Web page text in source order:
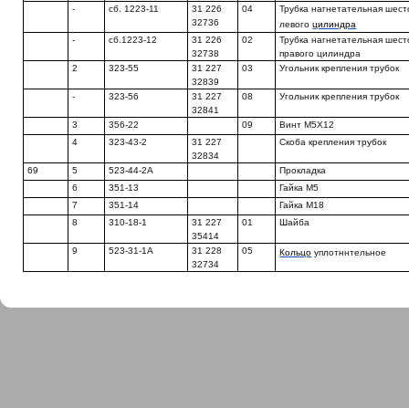
-
сб. 1223-11
31 226
32736
04
Трубка нагнетательная
левого цилиндра
-
сб.1223-12
31 226
32738
02
Трубка нагнетательная
правого цилиндра
2
323-55
31 227
32839
03 Угольник крепления трубок
- 323-56
31 227
32841
08 Угольник крепления трубок
3 356-22 09
Винт М5Х12
4
323-43-2
31 227
32834
Скоба крепления трубок
69 5 523-44-2А
Прокладка
6
351-13
Гайка М5
7
351-14
Гайка М18
8
310-18-1
31 227
35414
01 Шайба
9 523-31-1А
31 228
32734
05 Кольцо уплотннтельное